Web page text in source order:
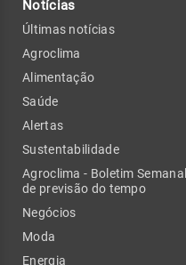
Notícias
Últimas notícias
Agroclima
Alimentação
Saúde
Alertas
Sustentabilidade
Agroclima - Boletim Semanal
de previsão do tempo
Negócios
Moda
Energia